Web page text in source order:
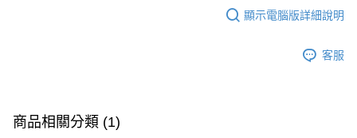
顯示電腦版詳細說明
客服
商品相關分類 (1)